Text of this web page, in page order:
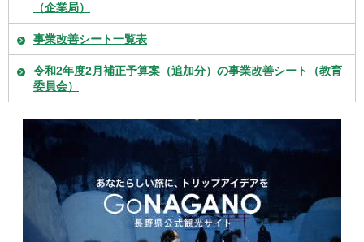
（企業局）
事業改善シート一覧表
令和2年度2月補正予算案（追加分）の事業改善シート（教育
委員会）